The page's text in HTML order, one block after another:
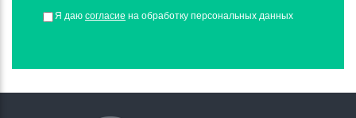
Я даю согласие на обработку персональных данных